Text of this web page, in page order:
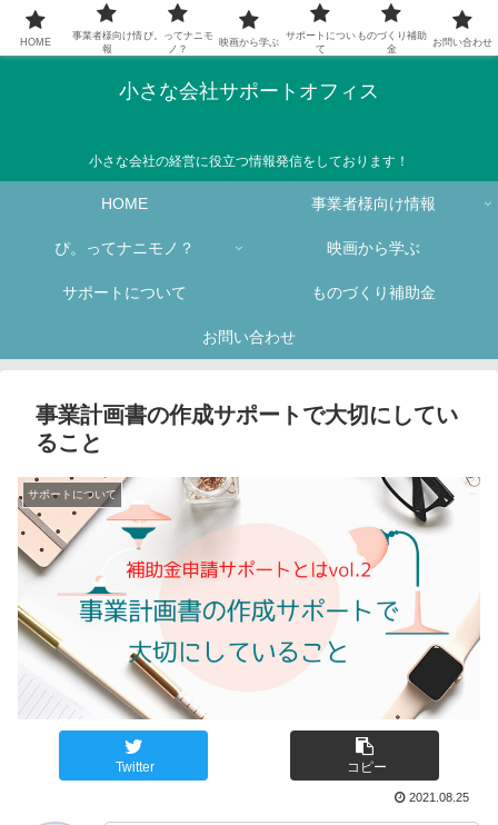
小さな会社サポートオフィス
小さな会社の経営に役立つ情報発信をしております！
HOME 事業者様向け情報
ぴ。ってナニモノ？ 映画から学ぶ
サポートについて ものづくり補助金
お問い合わせ
事業計画書の作成サポートで大切にしてい
ること
サポートについて
Twitter コピー
2021.08.25
HOME
事業者様向け情
報
ぴ。ってナニモ
ノ？
映画から学ぶ
サポートについ
て
ものづくり補助
金
お問い合わせ